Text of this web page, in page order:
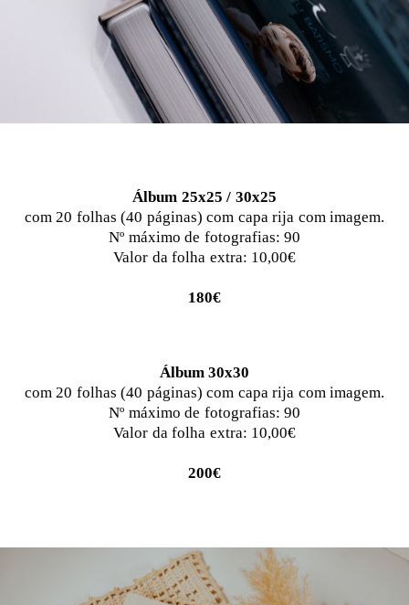
Álbum 25x25 / 30x25
com 20 folhas (40 páginas) com capa rija com imagem.
Nº máximo de fotografias: 90
Valor da folha extra: 10,00€
180€
Álbum 30x30
com 20 folhas (40 páginas) com capa rija com imagem.
Nº máximo de fotografias: 90
Valor da folha extra: 10,00€
200€